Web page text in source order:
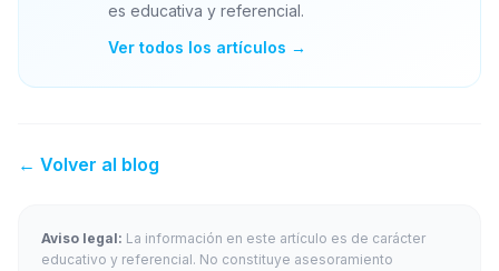
es educativa y referencial.
Ver todos los artículos →
← Volver al blog
Aviso legal: La información en este artículo es de carácter
educativo y referencial. No constituye asesoramiento